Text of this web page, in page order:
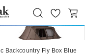
お
気
カ
Backcountry Fly Box Blue